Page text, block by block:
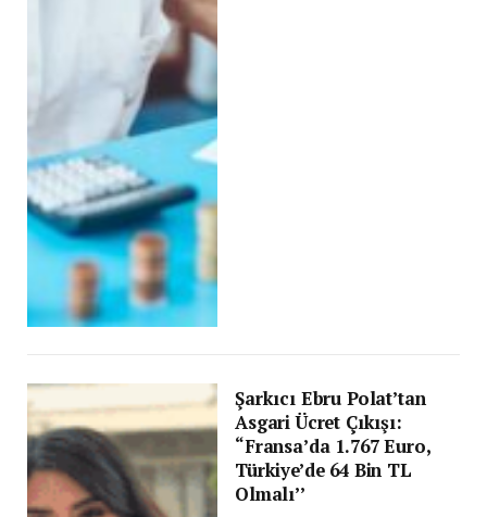
Şarkıcı Ebru Polat’tan
Asgari Ücret Çıkışı:
“Fransa’da 1.767 Euro,
Türkiye’de 64 Bin TL
Olmalı’’